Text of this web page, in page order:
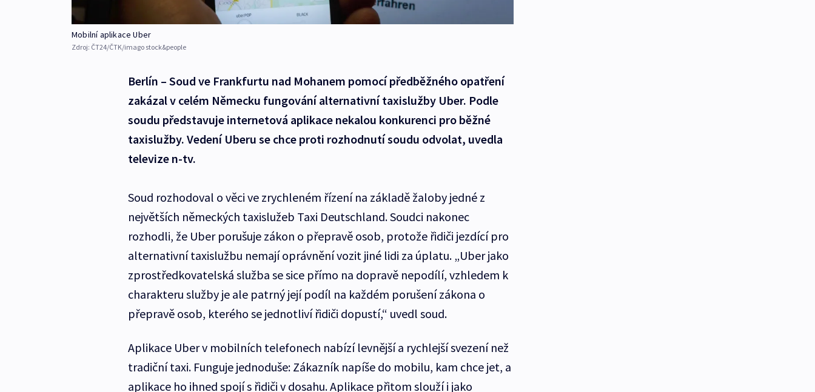
Mobilní aplikace Uber
Zdroj: ČT24/ČTK/imago stock&people
Berlín – Soud ve Frankfurtu nad Mohanem pomocí předběžného opatření
zakázal v celém Německu fungování alternativní taxislužby Uber. Podle
soudu představuje internetová aplikace nekalou konkurenci pro běžné
taxislužby. Vedení Uberu se chce proti rozhodnutí soudu odvolat, uvedla
televize n-tv.
Soud rozhodoval o věci ve zrychleném řízení na základě žaloby jedné z
největších německých taxislužeb Taxi Deutschland. Soudci nakonec
rozhodli, že Uber porušuje zákon o přepravě osob, protože řidiči jezdící pro
alternativní taxislužbu nemají oprávnění vozit jiné lidi za úplatu. „Uber jako
zprostředkovatelská služba se sice přímo na dopravě nepodílí, vzhledem k
charakteru služby je ale patrný její podíl na každém porušení zákona o
přepravě osob, kterého se jednotliví řidiči dopustí,“ uvedl soud.
Aplikace Uber v mobilních telefonech nabízí levnější a rychlejší svezení než
tradiční taxi. Funguje jednoduše: Zákazník napíše do mobilu, kam chce jet, a
aplikace ho ihned spojí s řidiči v dosahu. Aplikace přitom slouží i jako